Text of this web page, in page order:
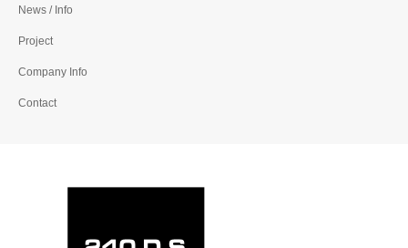
News / Info
Project
Company Info
Contact